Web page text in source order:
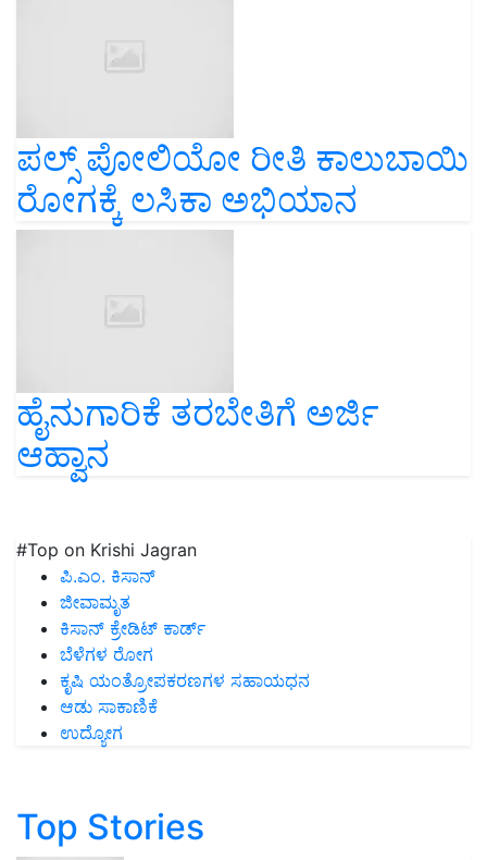
ಪಲ್ಸ್ ಪೋಲಿಯೋ ರೀತಿ ಕಾಲುಬಾಯಿ
ರೋಗಕ್ಕೆ ಲಸಿಕಾ ಅಭಿಯಾನ
ಹೈನುಗಾರಿಕೆ ತರಬೇತಿಗೆ ಅರ್ಜಿ
ಆಹ್ವಾನ
#Top on Krishi Jagran
ಪಿ.ಎಂ. ಕಿಸಾನ್
ಜೀವಾಮೃತ
ಕಿಸಾನ್ ಕ್ರೇಡಿಟ್ ಕಾರ್ಡ್
ಬೆಳೆಗಳ ರೋಗ
ಕೃಷಿ ಯಂತ್ರೋಪಕರಣಗಳ ಸಹಾಯಧನ
ಆಡು ಸಾಕಾಣಿಕೆ
ಉದ್ಯೋಗ
Top Stories